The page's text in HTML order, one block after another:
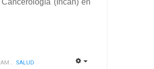
(Incan) en
SALUD